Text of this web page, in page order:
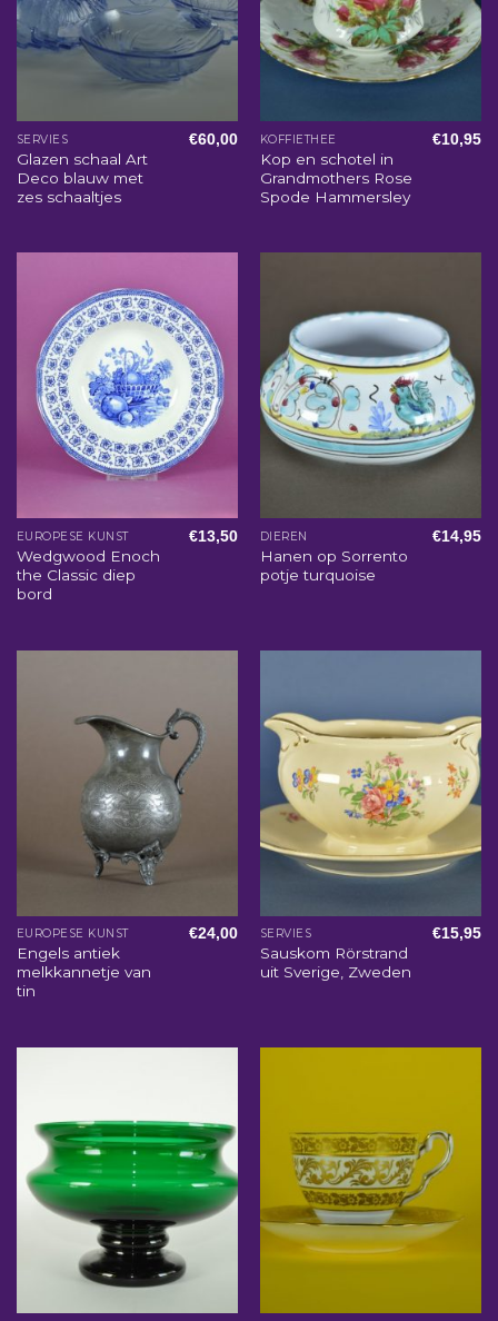
SERVIES
Glazen schaal Art
Deco blauw met
zes schaaltjes
€60,00 KOFFIETHEE
Kop en schotel in
Grandmothers Rose
Spode Hammersley
€10,95
EUROPESE KUNST
Wedgwood Enoch
the Classic diep
bord
€13,50 DIEREN
Hanen op Sorrento
potje turquoise
€14,95
EUROPESE KUNST
Engels antiek
melkkannetje van
tin
€24,00 SERVIES
Sauskom Rörstrand
uit Sverige, Zweden
€15,95